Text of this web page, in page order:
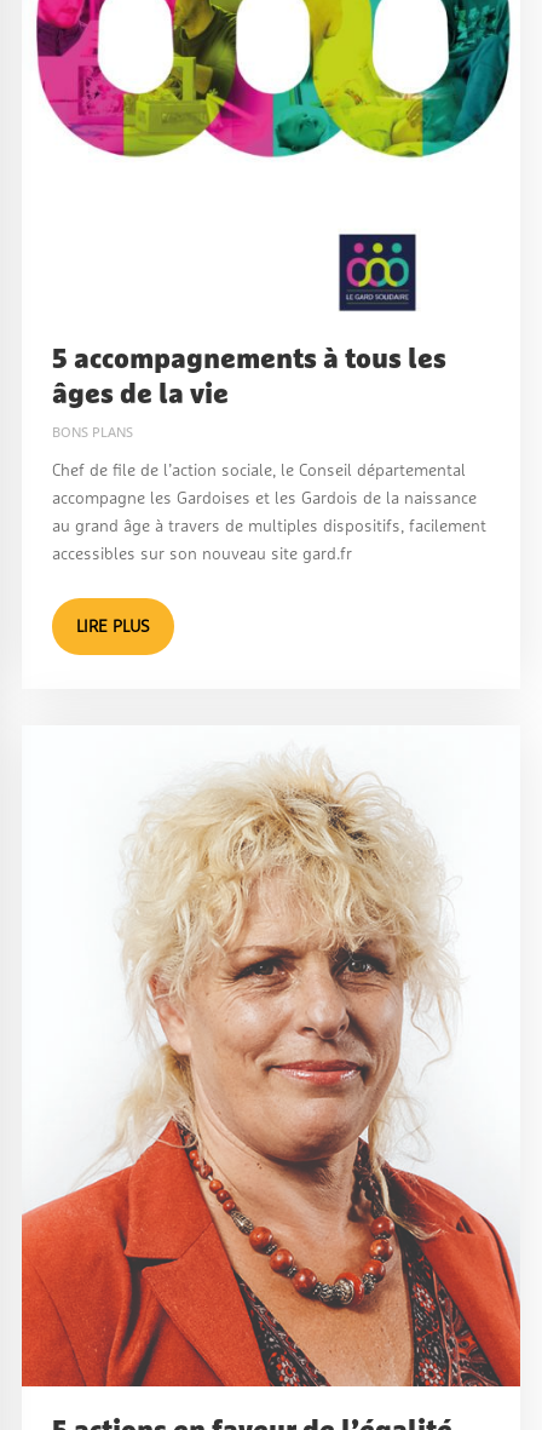
5 accompagnements à tous les
âges de la vie
BONS PLANS
Chef de file de l’action sociale, le Conseil départemental
accompagne les Gardoises et les Gardois de la naissance
au grand âge à travers de multiples dispositifs, facilement
accessibles sur son nouveau site gard.fr
LIRE PLUS